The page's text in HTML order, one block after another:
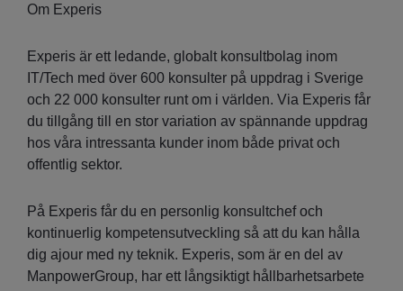
Om Experis
Experis är ett ledande, globalt konsultbolag inom
IT/Tech med över 600 konsulter på uppdrag i Sverige
och 22 000 konsulter runt om i världen. Via Experis får
du tillgång till en stor variation av spännande uppdrag
hos våra intressanta kunder inom både privat och
offentlig sektor.
På Experis får du en personlig konsultchef och
kontinuerlig kompetensutveckling så att du kan hålla
dig ajour med ny teknik. Experis, som är en del av
ManpowerGroup, har ett långsiktigt hållbarhetsarbete